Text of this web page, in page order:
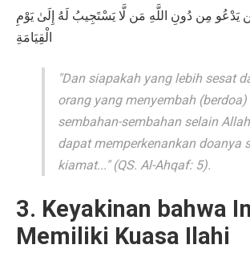
مِن دُونِ اللَّهِ مَن لَّا يَسْتَجِيبُ لَهُ إِلَىٰ يَوْمِ
الْقِيَامَةِ
"Dan siapakah yang lebih sesat
orang yang menyembah (berdoa)
sembahan-sembahan selain
dapat memperkenankan doanya
kiamat..." (QS. Al-Ahqaf: 5).
3. Keyakinan bahwa
Memiliki Kuasa Ilahi